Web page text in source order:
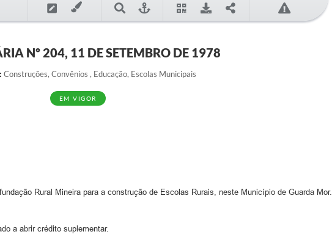
Nº 204, 11 DE SETEMBRO DE 1978
Construções, Convênios , Educação, Escolas Municipais
EM VIGOR
Rural Mineira para a construção de Escolas Rurais, neste Município de Guarda Mor.
a abrir crédito suplementar.